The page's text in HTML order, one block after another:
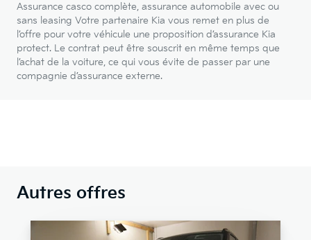
Assurance casco complète, assurance automobile avec ou
sans leasing Votre partenaire Kia vous remet en plus de
l’offre pour votre véhicule une proposition d’assurance Kia
protect. Le contrat peut être souscrit en même temps que
l’achat de la voiture, ce qui vous évite de passer par une
compagnie d’assurance externe.
Autres offres